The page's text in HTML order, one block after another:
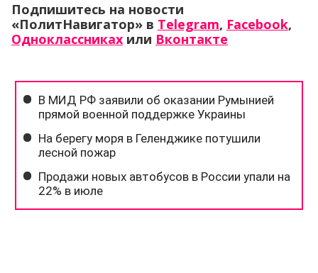
Подпишитесь на новости
«ПолитНавигатор» в Telegram, Facebook,
Одноклассниках или Вконтакте